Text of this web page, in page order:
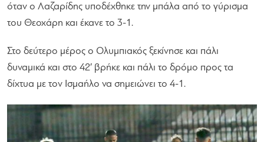
όταν ο Λαζαρίδης υποδέχθηκε την μπάλα από το γύρισμα
του Θεοχάρη και έκανε το 3-1.
Στο δεύτερο μέρος ο Ολυμπιακός ξεκίνησε και πάλι
δυναμικά και στο 42′ βρήκε και πάλι το δρόμο προς τα
δίχτυα με τον Ισμαήλο να σημειώνει το 4-1.